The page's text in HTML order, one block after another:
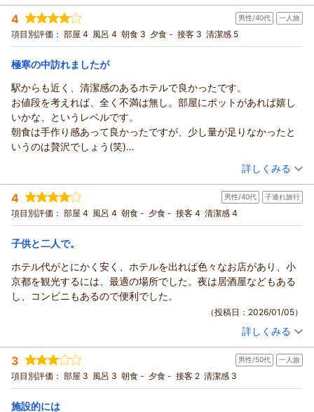
投稿者： せいじさん(男性/50代)
宿泊プラン： 津和野の観光に便利！朝食プラン セミダブル 朝のみ
宿泊価格帯： 5,001～6,000円(大人一人あたり/税込)
駅前ビジネスホテルつわのからの返信
この度は駅前ビジネスホテルつわのをご利用していただきまし
てまことにありがとうございました。またいらっさってくださ
いね心よりおまちしております。
（返信日：2026/04/26）
4 男性/40代 一人旅
項目別評価： 部屋 4 風呂 4 朝食 3 夕食 - 接客 3 清潔感 5
極寒の中訪れましたが
駅からも近く、清潔感のあるホテルで良かったです。
お値段を考えれば、全く不満は無し。部屋にポットがあれば嬉し
いかな、というレベルです。
朝食は手作り感あって良かったですが、少し量が足りなかったと
いうのは贅沢でしょう(笑)
（投稿日：2026/01/25）
宿泊時期： 2026年01月宿泊 (一人旅)
投稿者： ツボイチさん
宿泊プラン： 津和野の観光に便利！朝食プラン セミダブル
宿泊価格帯： 5,001～6,000円(大人一人あたり/税込)
この度は駅前ビジネスホテルつわののご利用まことにありがと
うございました。
またいらっしゃってください心よりお待ちしております。
（返信日：2026/02/25）
詳しくみる
4 男性/40代 子連れ旅行
項目別評価： 部屋 4 風呂 4 朝食 - 夕食 - 接客 4 清潔感 4
子供と二人で。
ホテル代がとにかく安く、ホテルを出れば色々なお店があり、小
京都を観光するには、最適の場所でした。夜は居酒屋などもある
し、コンビニもあるので便利でした。
（投稿日：2026/01/05）
投稿者： たかよしさん(男性/40代)
宿泊プラン： 【運★活】素泊まりプラン 食事なし
宿泊価格帯： 5,001～6,000円(大人一人あたり/税込)
駅前ビジネスホテルつわのからの返信
詳しくみる
3 男性/50代 一人旅
項目別評価： 部屋 3 風呂 3 朝食 - 夕食 - 接客 2 清潔感 3
施設的には